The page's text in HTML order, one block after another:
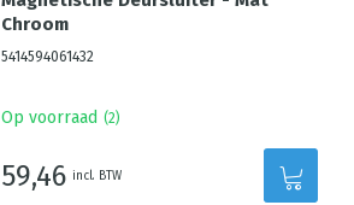
Chroom
5414594061432
Op voorraad (2)
59,46 incl. BTW